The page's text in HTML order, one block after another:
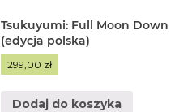
Tsukuyumi: Full Moon Down
(edycja polska)
299,00 zł
Dodaj do koszyka